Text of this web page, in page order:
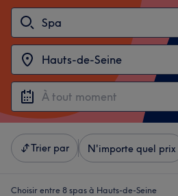
Trier par N'importe quel prix
Choisir entre 8 spas à Hauts-de-Seine